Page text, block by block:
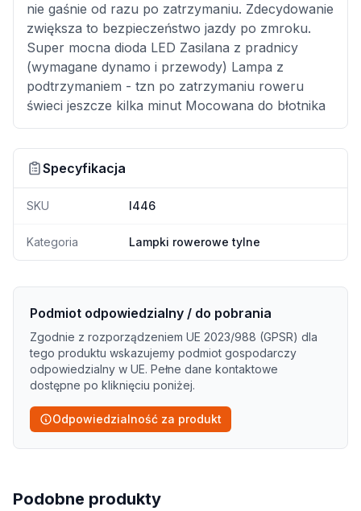
nie gaśnie od razu po zatrzymaniu. Zdecydowanie
zwiększa to bezpieczeństwo jazdy po zmroku.
Super mocna dioda LED Zasilana z pradnicy
(wymagane dynamo i przewody) Lampa z
podtrzymaniem - tzn po zatrzymaniu roweru
świeci jeszcze kilka minut Mocowana do błotnika
Specyfikacja
SKU I446
Kategoria Lampki rowerowe tylne
Podmiot odpowiedzialny / do pobrania
Zgodnie z rozporządzeniem UE 2023/988 (GPSR) dla
tego produktu wskazujemy podmiot gospodarczy
odpowiedzialny w UE. Pełne dane kontaktowe
dostępne po kliknięciu poniżej.
Odpowiedzialność za produkt
Podobne produkty